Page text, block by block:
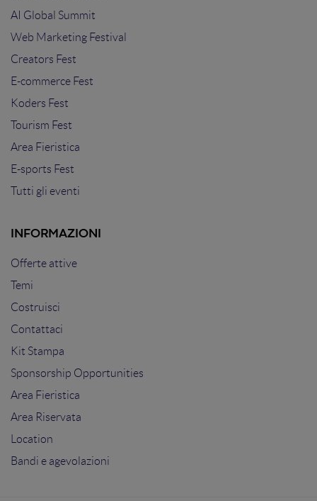
AI Global Summit
Web Marketing Festival
Creators Fest
E-commerce Fest
Koders Fest
Tourism Fest
Area Fieristica
E-sports Fest
Tutti gli eventi
INFORMAZIONI
Offerte attive
Temi
Costruisci
Contattaci
Kit Stampa
Sponsorship Opportunities
Area Fieristica
Area Riservata
Location
Bandi e agevolazioni